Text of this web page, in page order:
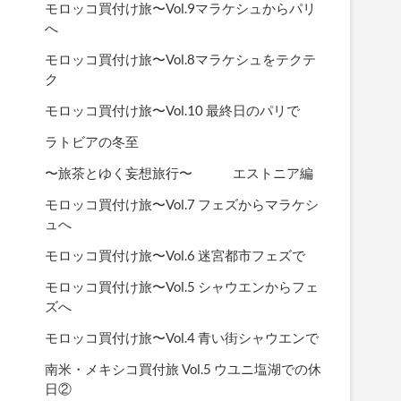
モロッコ買付け旅〜Vol.9マラケシュからパリ
へ
モロッコ買付け旅〜Vol.8マラケシュをテクテ
ク
モロッコ買付け旅〜Vol.10 最終日のパリで
ラトビアの冬至
〜旅茶とゆく妄想旅行〜 エストニア編
モロッコ買付け旅〜Vol.7 フェズからマラケシ
ュへ
モロッコ買付け旅〜Vol.6 迷宮都市フェズで
モロッコ買付け旅〜Vol.5 シャウエンからフェ
ズへ
モロッコ買付け旅〜Vol.4 青い街シャウエンで
南米・メキシコ買付旅 Vol.5 ウユニ塩湖での休
日②